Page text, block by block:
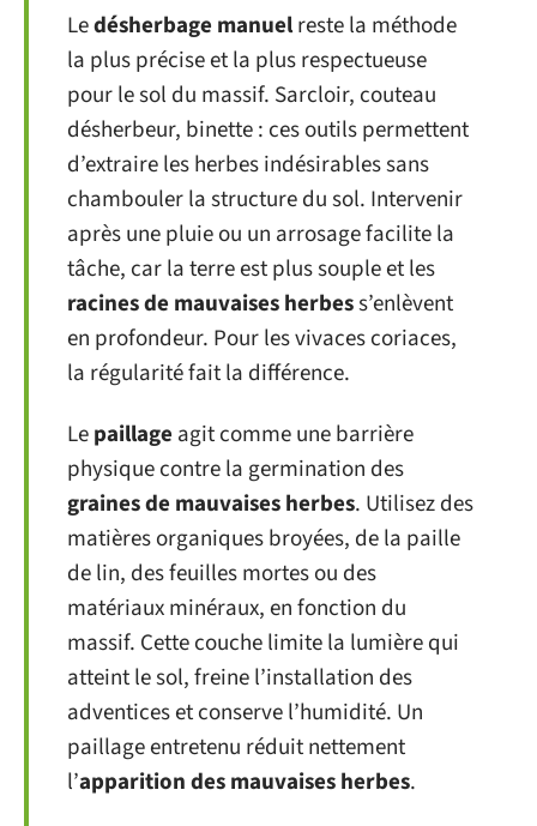
Ledésherbage manuelreste la méthode
la plus précise et la plus respectueuse
pour le sol du massif. Sarcloir, couteau
désherbeur, binette : ces outils permettent
d’extraire les herbes indésirables sans
chambouler la structure du sol. Intervenir
après une pluie ou un arrosage facilite la
tâche, car la terre est plus souple et les
racines de mauvaises herbess’enlèvent
en profondeur. Pour les vivaces coriaces,
la régularité fait la différence.
Lepaillage agit comme une barrière
physique contre la germination des
graines de mauvaises herbes. Utilisez des
matières organiques broyées, de la paille
de lin, des feuilles mortes ou des
matériaux minéraux, en fonction du
massif. Cette couche limite la lumière qui
atteint le sol, freine l’installation des
adventices et conserve l’humidité. Un
paillage entretenu réduit nettement
l’apparition des mauvaises herbes.